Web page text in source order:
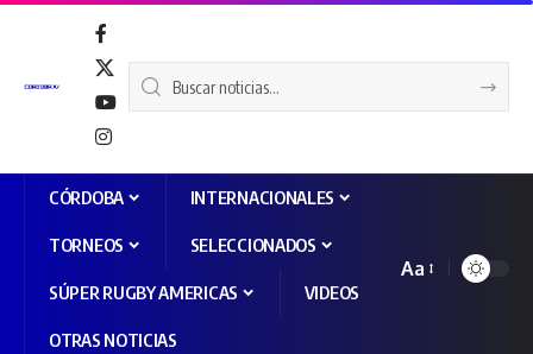
CÓRDOBA INTERNACIONALES
TORNEOS SELECCIONADOS
SÚPER RUGBY AMERICAS VIDEOS
OTRAS NOTICIAS
Aa